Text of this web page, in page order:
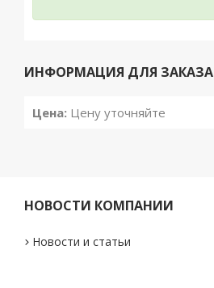
ИНФОРМАЦИЯ ДЛЯ ЗАКАЗА
Цена: Цену уточняйте
НОВОСТИ КОМПАНИИ
Новости и статьи